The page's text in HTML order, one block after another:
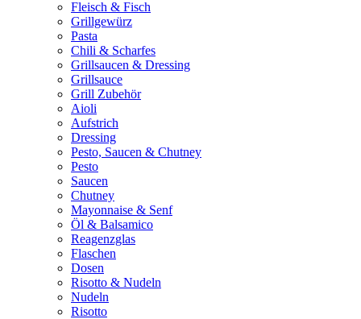
Fleisch & Fisch
Grillgewürz
Pasta
Chili & Scharfes
Grillsaucen & Dressing
Grillsauce
Grill Zubehör
Aioli
Aufstrich
Dressing
Pesto, Saucen & Chutney
Pesto
Saucen
Chutney
Mayonnaise & Senf
Öl & Balsamico
Reagenzglas
Flaschen
Dosen
Risotto & Nudeln
Nudeln
Risotto